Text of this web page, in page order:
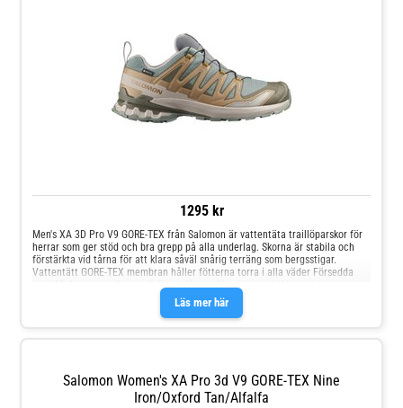
1295 kr
Läs mer här
Men's XA 3D Pro V9 GORE-TEX från Salomon är vattentäta traillöparskor för
herrar som ger stöd och bra grepp på alla underlag. Skorna är stabila och
förstärkta vid tårna för att klara såväl snårig terräng som bergsstigar.
Vattentätt GORE-TEX membran håller fötterna torra i alla väder Försedda
med 3D Advanced Chassis™ för en låg profil och en stabil konstruktion som
maximerar rörelsekontrollen och ger stabilt skydd åt alla håll En förstärkt
tåhätta ger stadigt och betryggande skydd för foten En oslagbar
kombination av grepp och hållbarhet tack vare dubbmönstrets särskilda
Salomon Women's XA Pro 3d V9 GORE-TEX Nine
Iron/oxford Tan/alfalfa